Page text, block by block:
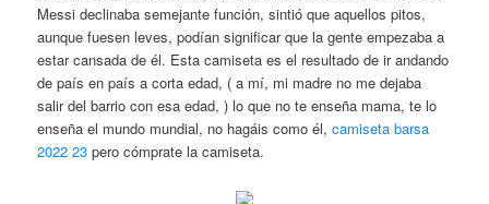
Messi declinaba semejante función, sintió que aquellos pitos,
aunque fuesen leves, podían significar que la gente empezaba a
estar cansada de él. Esta camiseta es el resultado de ir andando
de país en país a corta edad, ( a mí, mi madre no me dejaba
salir del barrio con esa edad, ) lo que no te enseña mama, te lo
enseña el mundo mundial, no hagáis como él,camiseta barsa
2022 23 pero cómprate la camiseta.